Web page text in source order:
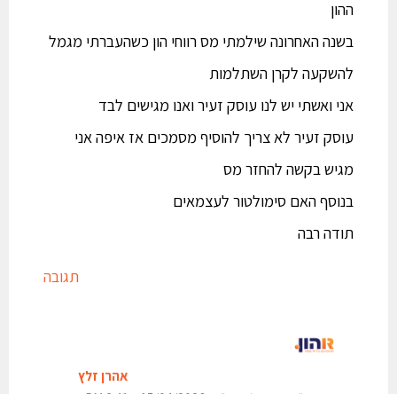
ההון
בשנה האחרונה שילמתי מס רווחי הון כשהעברתי מגמל
להשקעה לקרן השתלמות
אני ואשתי יש לנו עוסק זעיר ואנו מגישים לבד
עוסק זעיר לא צריך להוסיף מסמכים אז איפה אני
מגיש בקשה להחזר מס
בנוסף האם סימולטור לעצמאים
תודה רבה
תגובה
אהרן זלץ